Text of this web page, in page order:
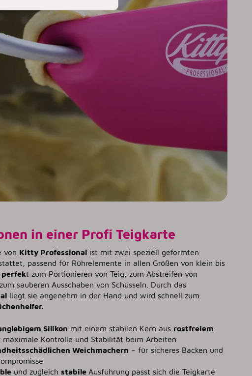
in einer Profi Teigkarte
von Kitty Professional ist mit zwei speziell geformten
passend für Rührelemente in allen Größen von klein bis
perfekt zum Portionieren von Teig, zum Abstreifen von
sauberen Ausschaben von Schüsseln. Durch das
liegt sie angenehm in der Hand und wird schnell zum
Silikon mit einem stabilen Kern aus rostfreiem
maximale Kontrolle und Stabilität beim Arbeiten
Weichmachern – für sicheres Backen und
und zugleich stabile Ausführung passt sich die Teigkarte